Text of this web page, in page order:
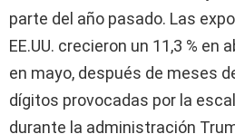
parte del año pasado. Las
EE.UU. crecieron un 11,3 % en
en mayo, después de meses
dígitos provocadas por la
durante la administración